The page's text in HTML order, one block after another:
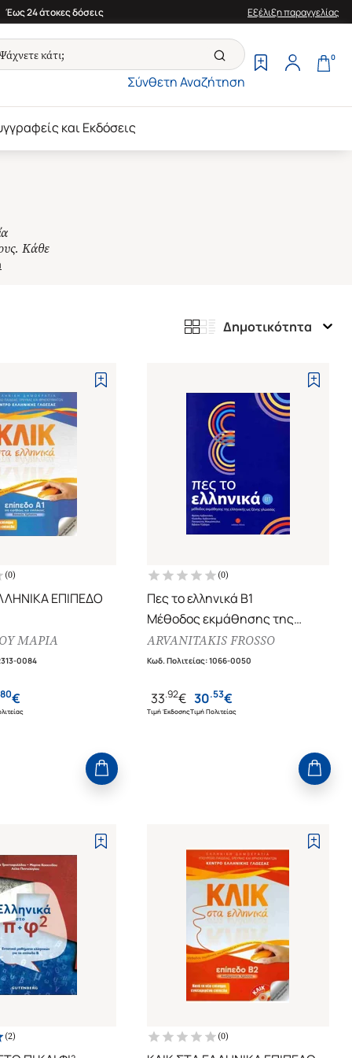
Έως 24 άτοκες δόσεις Εξέλιξη παραγγελίας
Σύνθετη Αναζήτηση
0
και Εκδόσεις
Κάθε
Δημοτικότητα
(0)
ΕΠΙΠΕΔΟ
ΤΗΣ
ΔΕΥΤΕΡΗΣ/
ΜΑΡΙΑ
0084
80€
(0)
Πες το ελληνικά Β1
Μέθοδος εκμάθησης της
ελληνικής ως ξένης γλώσσας
ARVANITAKIS FROSSO
Κωδ. Πολιτείας:1066-0050
33.92€
Τιμή Έκδοσης
30.53€
Τιμή Πολιτείας
(2) (0)